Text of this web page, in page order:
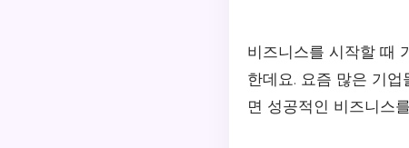
비즈니스를 시작할 때
한데요. 요즘 많은 기업
면 성공적인 비즈니스